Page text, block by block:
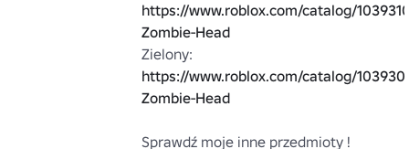
https://www.roblox.com/catalog/
Zombie-Head
https://www.roblox.com/catalog/
Zombie-Head